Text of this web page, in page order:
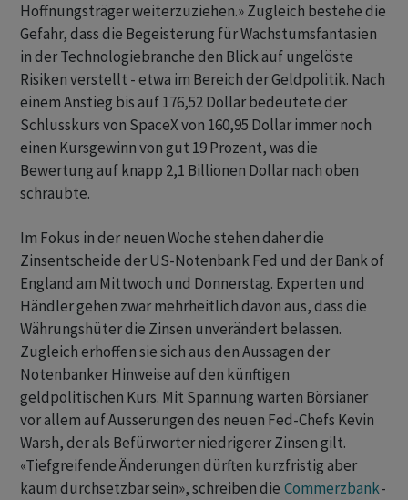
Hoffnungsträger weiterzuziehen.» Zugleich bestehe die
Gefahr, dass die Begeisterung für Wachstumsfantasien
in der Technologiebranche den Blick auf ungelöste
Risiken verstellt - etwa im Bereich der Geldpolitik. Nach
einem Anstieg bis auf 176,52 Dollar bedeutete der
Schlusskurs von SpaceX von 160,95 Dollar immer noch
einen Kursgewinn von gut 19 Prozent, was die
Bewertung auf knapp 2,1 Billionen Dollar nach oben
schraubte.
Im Fokus in der neuen Woche stehen daher die
Zinsentscheide der US-Notenbank Fed und der Bank of
England am Mittwoch und Donnerstag. Experten und
Händler gehen zwar mehrheitlich davon aus, dass die
Währungshüter die Zinsen unverändert belassen.
Zugleich erhoffen sie sich aus den Aussagen der
Notenbanker Hinweise auf den künftigen
geldpolitischen Kurs. Mit Spannung warten Börsianer
vor allem auf Äusserungen des neuen Fed-Chefs Kevin ​
Warsh, der als Befürworter niedrigerer Zinsen gilt.
«Tiefgreifende Änderungen dürften kurzfristig aber
kaum durchsetzbar sein», schreiben die Commerzbank-